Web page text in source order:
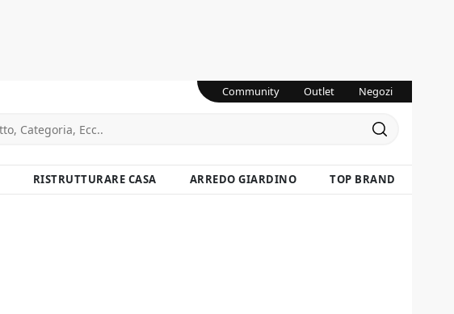
Community Outlet Negozi
RISTRUTTURARE CASA ARREDO GIARDINO TOP BRAND